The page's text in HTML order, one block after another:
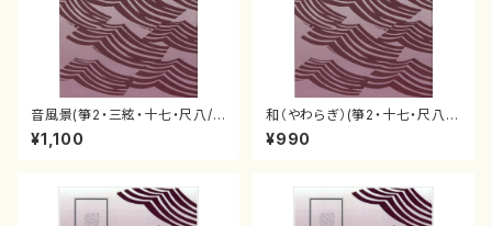
音風景(箏2・三絃・十七・尺八/
石垣征山)
¥1,100
和（やわらぎ）(箏2・十七・尺八2/
石垣征山)
¥990